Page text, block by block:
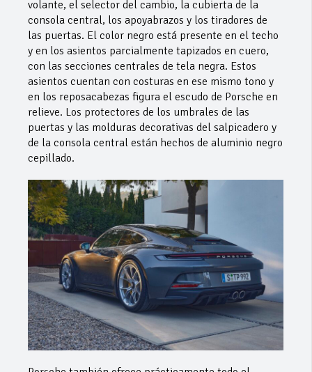
volante, el selector del cambio, la cubierta de la
consola central, los apoyabrazos y los tiradores de
las puertas. El color negro está presente en el techo
y en los asientos parcialmente tapizados en cuero,
con las secciones centrales de tela negra. Estos
asientos cuentan con costuras en ese mismo tono y
en los reposacabezas figura el escudo de Porsche en
relieve. Los protectores de los umbrales de las
puertas y las molduras decorativas del salpicadero y
de la consola central están hechos de aluminio negro
cepillado.